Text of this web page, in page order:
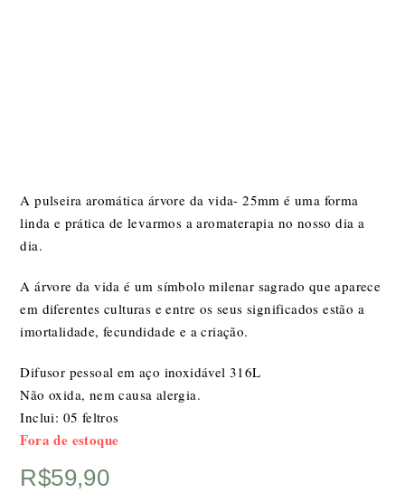
A pulseira aromática árvore da vida- 25mm é uma forma
linda e prática de levarmos a aromaterapia no nosso dia a
dia.
A árvore da vida é um símbolo milenar sagrado que aparece
em diferentes culturas e entre os seus significados estão a
imortalidade, fecundidade e a criação.
Difusor pessoal em aço inoxidável 316L
Não oxida, nem causa alergia.
Inclui: 05 feltros
Fora de estoque
R$59,90